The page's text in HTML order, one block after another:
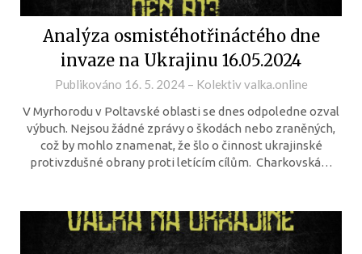
Analýza osmistéhotřináctého dne
invaze na Ukrajinu 16.05.2024
Publikováno 16. 5. 2024– Kolektiv valka.online
V Myrhorodu v Poltavské oblasti se dnes odpoledne ozval
výbuch. Nejsou žádné zprávy o škodách nebo zraněných,
což by mohlo znamenat, že šlo o činnost ukrajinské
protivzdušné obrany proti letícím cílům. Charkovská…